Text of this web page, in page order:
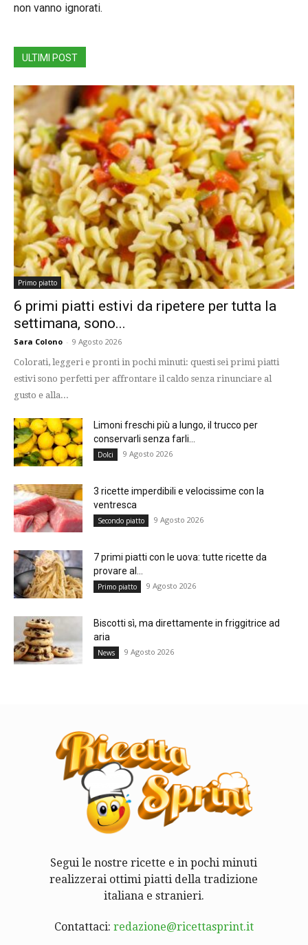
non vanno ignorati.
ULTIMI POST
Primo piatto
6 primi piatti estivi da ripetere per tutta la
settimana, sono...
Sara Colono - 9 Agosto 2026
Colorati, leggeri e pronti in pochi minuti: questi sei primi piatti
estivi sono perfetti per affrontare il caldo senza rinunciare al
gusto e alla...
Limoni freschi più a lungo, il trucco per
conservarli senza farli...
Dolci 9 Agosto 2026
3 ricette imperdibili e velocissime con la
ventresca
Secondo piatto 9 Agosto 2026
7 primi piatti con le uova: tutte ricette da
provare al...
Primo piatto 9 Agosto 2026
Biscotti sì, ma direttamente in friggitrice ad
aria
News 9 Agosto 2026
Segui le nostre ricette e in pochi minuti
realizzerai ottimi piatti della tradizione
italiana e stranieri.
Contattaci: redazione@ricettasprint.it